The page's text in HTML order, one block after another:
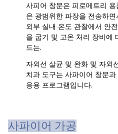
사피어 창문은 피로메트리
은 광범위한 파장을 전송하
외부 실내 온도 관찰에서 안
을 굽기 및 고온 처리 장비에
드는.
자외선 살균 및 완화 및 자외
치과 도구는 사파이어 창문
응용 프로그램입니다.
사파이어 가공